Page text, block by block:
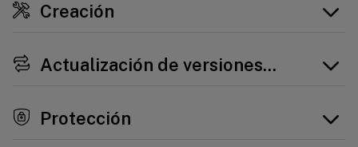
Creación
Actualización de versiones y migración
Protección